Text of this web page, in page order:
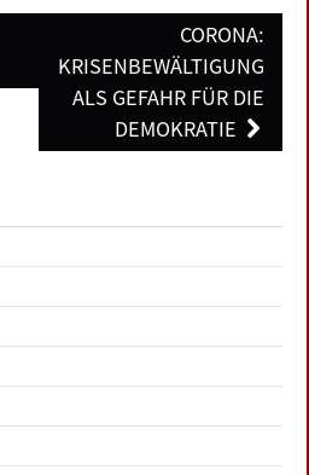
CORONA:
KRISENBEWÄLTIGUNG
ALS GEFAHR FÜR DIE
DEMOKRATIE